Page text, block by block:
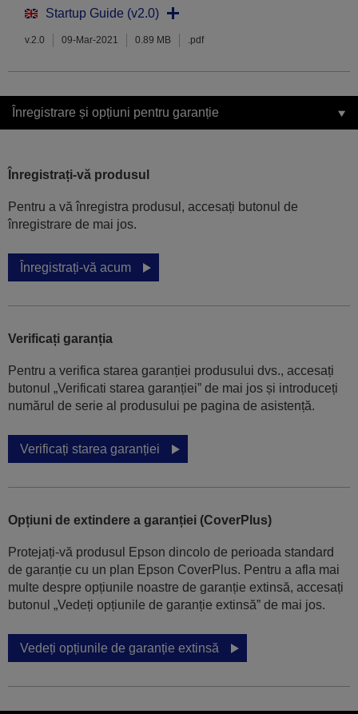
Startup Guide (v2.0)
v.2.0 09-Mar-2021 0.89 MB .pdf
Înregistrare și opțiuni pentru garanție
Înregistrați-vă produsul
Pentru a vă înregistra produsul, accesați butonul de
înregistrare de mai jos.
Înregistrați-vă acum
Verificați garanția
Pentru a verifica starea garanției produsului dvs., accesați
butonul „Verificati starea garanției” de mai jos și introduceți
numărul de serie al produsului pe pagina de asistență.
Verificați starea garanției
Opțiuni de extindere a garanției (CoverPlus)
Protejați-vă produsul Epson dincolo de perioada standard
de garanție cu un plan Epson CoverPlus. Pentru a afla mai
multe despre opțiunile noastre de garanție extinsă, accesați
butonul „Vedeți opțiunile de garanție extinsă” de mai jos.
Vedeți opțiunile de garanție extinsă